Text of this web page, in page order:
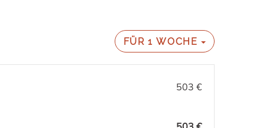
FÜR1 WOCHE
503 €